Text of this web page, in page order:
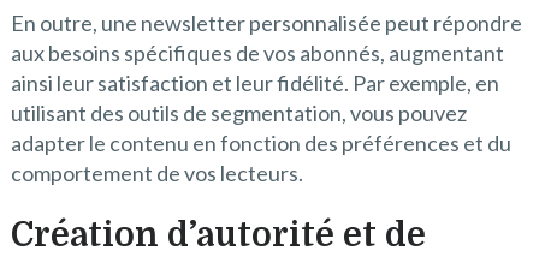
En outre, une newsletter personnalisée peut répondre
aux besoins spécifiques de vos abonnés, augmentant
ainsi leur satisfaction et leur fidélité. Par exemple, en
utilisant des outils de segmentation, vous pouvez
adapter le contenu en fonction des préférences et du
comportement de vos lecteurs.
Création d’autorité et de